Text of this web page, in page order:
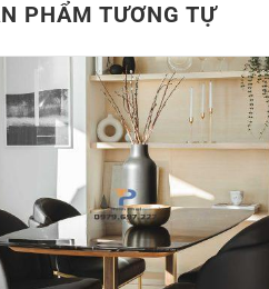
PHẨM TƯƠNG TỰ